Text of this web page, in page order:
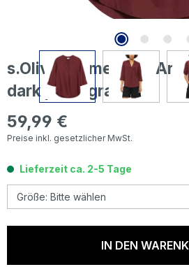
s.Oliver Damen 3/4
dark pomegranate
Regulärer Preis:
59,99 €
Preise inkl. gesetzlicher MwSt.
Lieferzeit ca. 2-5 Tage
IN DEN